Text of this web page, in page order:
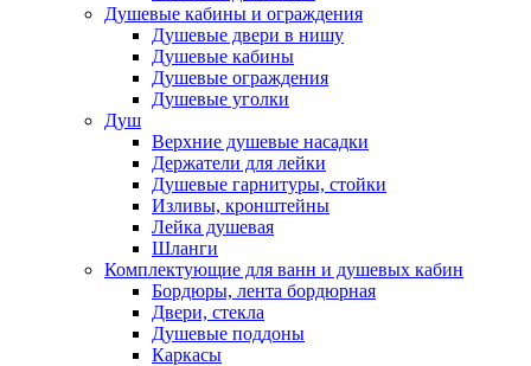
Душевые кабины и ограждения
Душевые двери в нишу
Душевые кабины
Душевые ограждения
Душевые уголки
Душ
Верхние душевые насадки
Держатели для лейки
Душевые гарнитуры, стойки
Изливы, кронштейны
Лейка душевая
Шланги
Комплектующие для ванн и душевых кабин
Бордюры, лента бордюрная
Двери, стекла
Душевые поддоны
Каркасы